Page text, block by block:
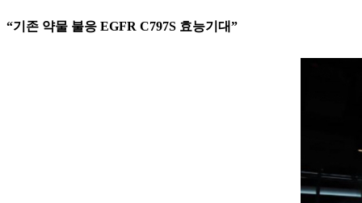
“기존 약물 불응 EGFR C797S 효능기대”